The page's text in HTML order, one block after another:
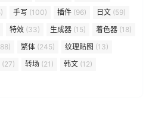
手写 (100) 插件 (96) 日文 (59)
特效 (33) 生成器 (15) 着色器 (18)
繁体 (245) 纹理贴图 (13)
(27) 转场 (21) 韩文 (12)